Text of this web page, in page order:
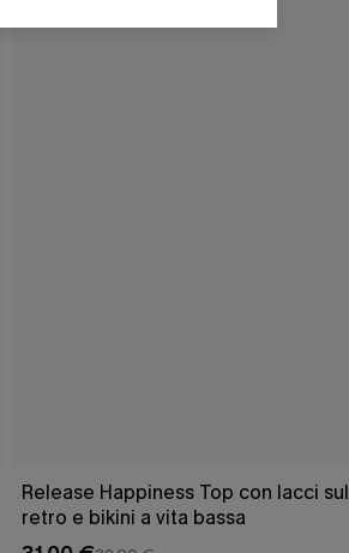
Release Happiness Top con lacci sul
retro e bikini a vita bassa